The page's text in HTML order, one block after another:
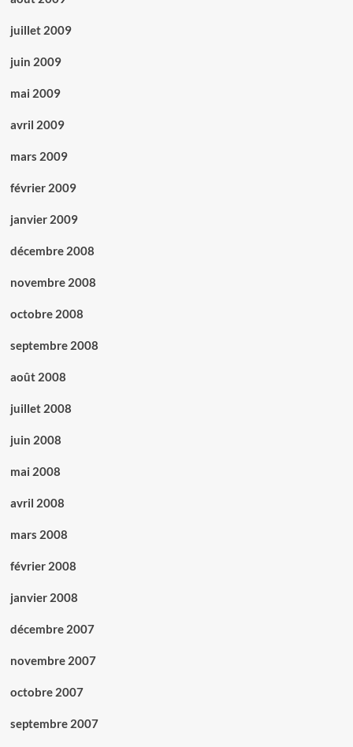
juillet 2009
juin 2009
mai 2009
avril 2009
mars 2009
février 2009
janvier 2009
décembre 2008
novembre 2008
octobre 2008
septembre 2008
août 2008
juillet 2008
juin 2008
mai 2008
avril 2008
mars 2008
février 2008
janvier 2008
décembre 2007
novembre 2007
octobre 2007
septembre 2007